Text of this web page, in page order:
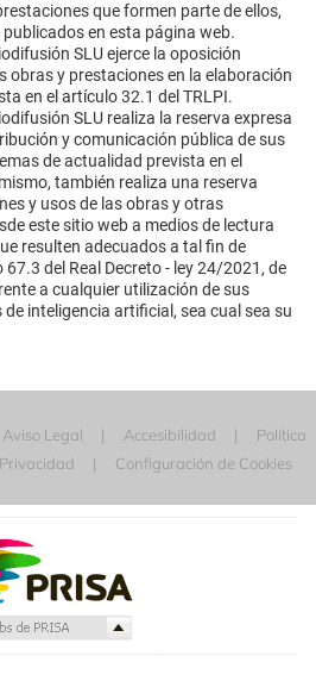
que formen parte de ellos,
en esta página web.
SLU ejerce la oposición
obras y prestaciones en la elaboración
en el artículo 32.1 del TRLPI.
SLU realiza la reserva expresa
y comunicación pública de sus
de actualidad prevista en el
también realiza una reserva
y usos de las obras y otras
este sitio web a medios de lectura
resulten adecuados a tal fin de
del Real Decreto - ley 24/2021, de
a cualquier utilización de sus
inteligencia artificial, sea cual sea su
Aviso Legal Accesibilidad
Política
Configuración de Cookies